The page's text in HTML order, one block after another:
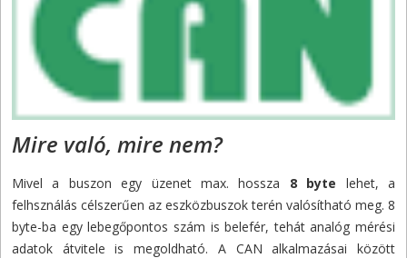
Mire való, mire nem?
Mivel a buszon egy üzenet max. hossza 8 byte lehet, a
felhsználás célszerűen az eszközbuszok terén valósítható meg. 8
byte-ba egy lebegőpontos szám is belefér, tehát analóg mérési
adatok átvitele is megoldható. A CAN alkalmazásai között